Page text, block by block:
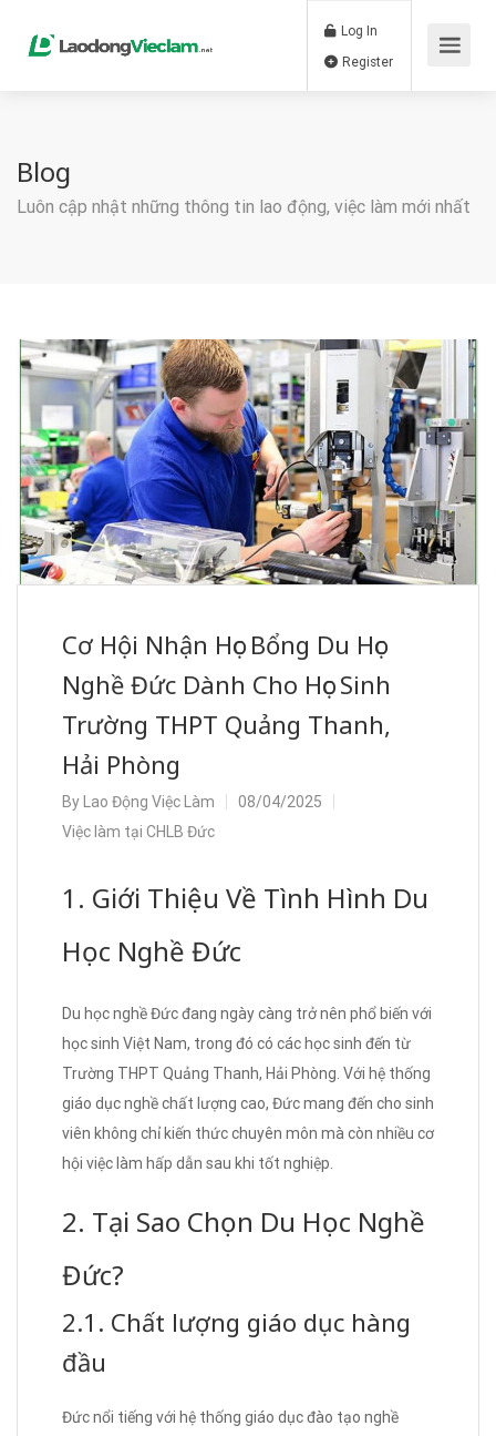
Log In
Blog
Luôn cập nhật những thông tin lao động, việc làm mới nhất
Cơ Hội Nhận Học Bổng Du Học
Nghề Đức Dành Cho Học Sinh
Trường THPT Quảng Thanh,
Hải Phòng
By Lao Động Việc Làm
08/04/2025
Việc làm tại CHLB Đức
1. Giới Thiệu Về Tình Hình Du
Học Nghề Đức
Du học nghề Đức đang ngày càng trở nên phổ biến với
học sinh Việt Nam, trong đó có các học sinh đến từ
Trường THPT Quảng Thanh, Hải Phòng. Với hệ thống
giáo dục nghề chất lượng cao, Đức mang đến cho sinh
viên không chỉ kiến thức chuyên môn mà còn nhiều cơ
hội việc làm hấp dẫn sau khi tốt nghiệp.
2. Tại Sao Chọn Du Học Nghề
Đức?
2.1. Chất lượng giáo dục hàng
đầu
Đức nổi tiếng với hệ thống giáo dục đào tạo nghề